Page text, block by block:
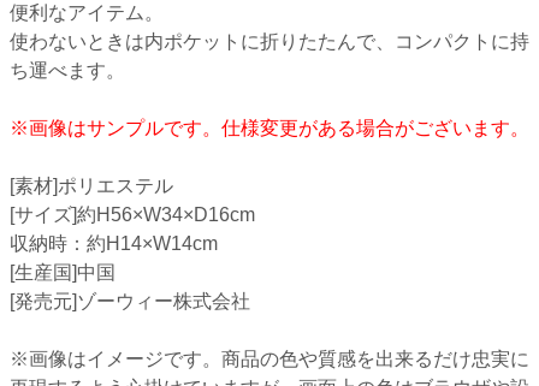
便利なアイテム。
使わないときは内ポケットに折りたたんで、コンパクトに持
ち運べます。
※画像はサンプルです。仕様変更がある場合がございます。
[素材]ポリエステル
[サイズ]約H56×W34×D16cm
収納時：約H14×W14cm
[生産国]中国
[発売元]ゾーウィー株式会社
※画像はイメージです。商品の色や質感を出来るだけ忠実に